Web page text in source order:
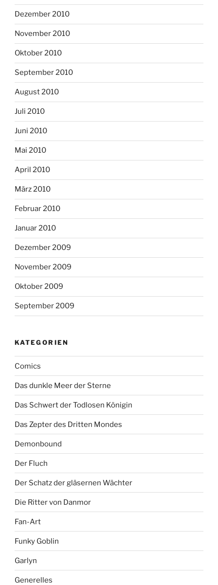
Dezember 2010
November 2010
Oktober 2010
September 2010
August 2010
Juli 2010
Juni 2010
Mai 2010
April 2010
März 2010
Februar 2010
Januar 2010
Dezember 2009
November 2009
Oktober 2009
September 2009
KATEGORIEN
Comics
Das dunkle Meer der Sterne
Das Schwert der Todlosen Königin
Das Zepter des Dritten Mondes
Demonbound
Der Fluch
Der Schatz der gläsernen Wächter
Die Ritter von Danmor
Fan-Art
Funky Goblin
Garlyn
Generelles